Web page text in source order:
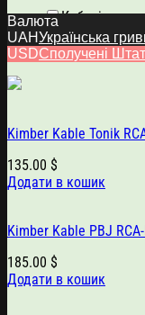
Кабелі
Kimber Kable
Kimber Kable Tonik
135.00 $
Додати в кошик
Kimber Kable PBJ
185.00 $
Додати в кошик
Валюта
UAHУкраїнська
USDСполучені